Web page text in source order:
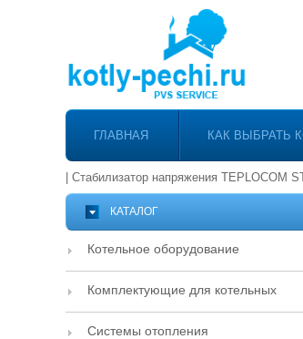
ГЛАВНАЯ КАК ВЫБРАТЬ
Стабилизатор напряжения TEPLOCOM
КАТАЛОГ
Котельное оборудование
Комплектующие для котельных
Системы отопления